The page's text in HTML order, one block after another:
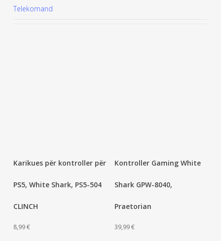
Telekomand
Karikues për kontroller për
PS5, White Shark, PS5-504
CLINCH
8,99€
Kontroller Gaming White
Shark GPW-8040,
Praetorian
39,99€